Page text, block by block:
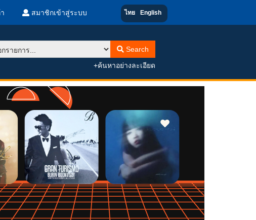
สมาชิกเข้าสู่ระบบ ไทย English
Search
+ค้นหาอย่างละเอียด